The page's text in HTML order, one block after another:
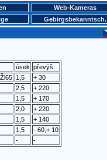
Web-Kameras
Gebirgsbekanntsch.
úsek převýš.
1,5
+ 30
2,5
+ 220
1,5
+ 170
2,0
+ 220
1,5
+ 140
1,5
- 60,+ 10
- -